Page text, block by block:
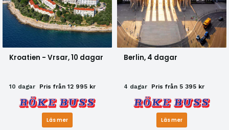
Kroatien - Vrsar, 10 dagar
10 dagar Pris från 12 995 kr
Läs mer
Berlin, 4 dagar
4 dagar Pris från 5 395 kr
Läs mer